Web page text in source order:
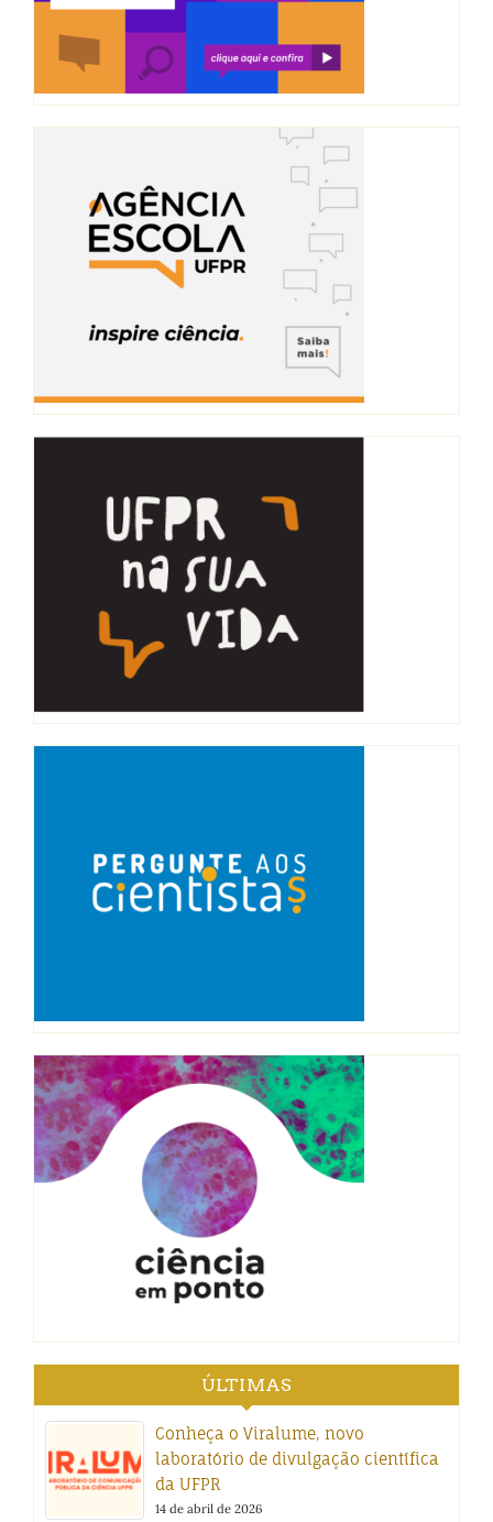
ÚLTIMAS
Conheça o Viralume, novo
laboratório de divulgação científica
da UFPR
14 de abril de 2026